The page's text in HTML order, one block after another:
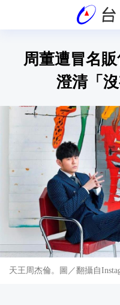
周董遭冒名
澄清「沒
天王周杰倫。圖／翻攝自